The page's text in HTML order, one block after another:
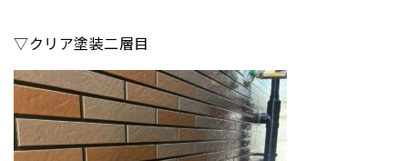
▽クリア塗装二層目